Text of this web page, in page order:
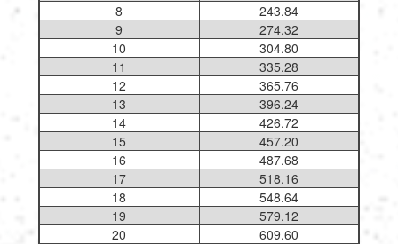
8
243.84
9
274.32
10
304.80
11
335.28
12
365.76
13
396.24
14
426.72
15
457.20
16
487.68
17
518.16
18
548.64
19
579.12
20
609.60